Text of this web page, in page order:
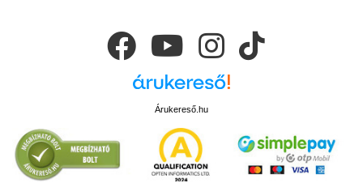
Árukereső.hu